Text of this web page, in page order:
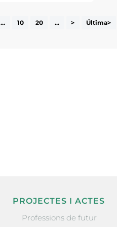
... 10 20 ... > Última>
PROJECTES I ACTES
Professions de futur